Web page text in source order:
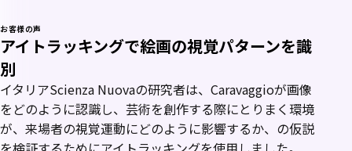
お客様の声
アイトラッキングで絵画の視覚パターンを識
別
イタリアScienza Nuovaの研究者は、Caravaggioが画像
をどのように認識し、芸術を創作する際にとりまく環境
が、来場者の視覚運動にどのように影響するか、の仮説